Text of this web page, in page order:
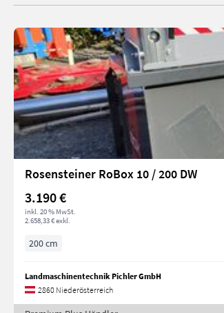
Rosensteiner RoBox 10 / 200 DW
3.190 €
inkl. 20 % MwSt.
2.658,33 € exkl.
200 cm
Landmaschinentechnik Pichler GmbH
2860 Niederösterreich